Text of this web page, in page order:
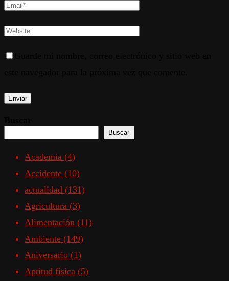
Buscar
Academia (4)
Accidente (10)
actualidad (131)
Agricultura (3)
Alimentación (11)
Ambiente (149)
Aniversario (1)
Aptitud física (5)